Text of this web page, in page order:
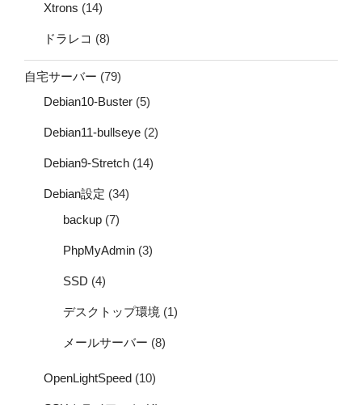
Xtrons (14)
ドラレコ (8)
自宅サーバー (79)
Debian10-Buster (5)
Debian11-bullseye (2)
Debian9-Stretch (14)
Debian設定 (34)
backup (7)
PhpMyAdmin (3)
SSD (4)
デスクトップ環境 (1)
メールサーバー (8)
OpenLightSpeed (10)